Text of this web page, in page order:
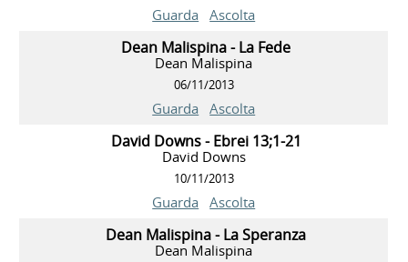
Guarda Ascolta
Dean Malispina - La Fede
Dean Malispina
06/11/2013
Guarda Ascolta
David Downs - Ebrei 13;1-21
David Downs
10/11/2013
Guarda Ascolta
Dean Malispina - La Speranza
Dean Malispina